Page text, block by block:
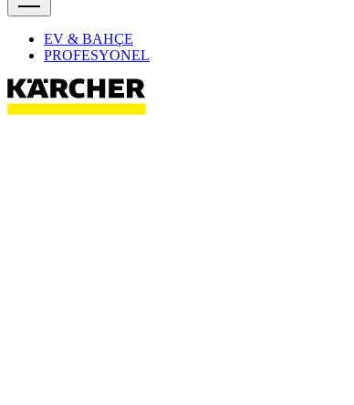
EV & BAHÇE
PROFESYONEL